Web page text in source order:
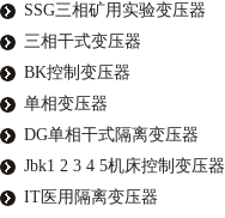
SSG三相矿用实验变压器
三相干式变压器
BK控制变压器
单相变压器
DG单相干式隔离变压器
Jbk1 2 3 4 5机床控制变压器
IT医用隔离变压器